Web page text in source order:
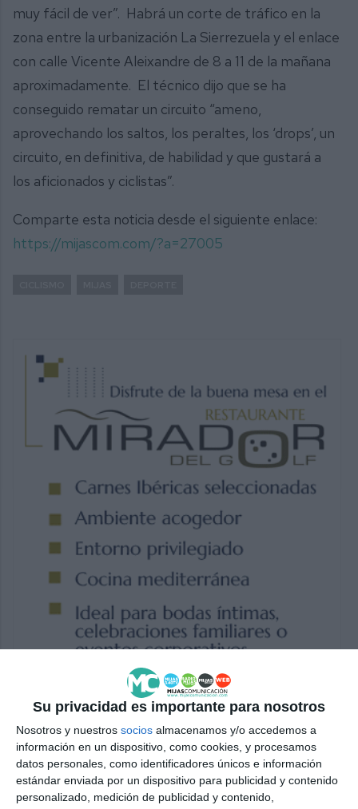
Su privacidad es importante para nosotros
Nosotros y nuestros socios almacenamos y/o accedemos a
información en un dispositivo, como cookies, y procesamos
datos personales, como identificadores únicos e información
estándar enviada por un dispositivo para publicidad y contenido
personalizado, medición de publicidad y contenido,
muy fácil de ver”. Habrá un corte de tráfico en la
zona entre la urbanización La Sierrezuela y el enlace
con calle Vicente Aleixandre de 8 a 11 de la mañana
aproximadamente. El técnico dijo que se ha
conseguido rematar un circuito “ameno,
aprovechando los saltos, los peraltes, los ‘drops’, un
circuito, en definitiva, de habilidad y que gustará a
los aficionados y ciclistas”.
Comparte esta noticia desde el siguiente enlace:
https://mijascom.com/?a=27005